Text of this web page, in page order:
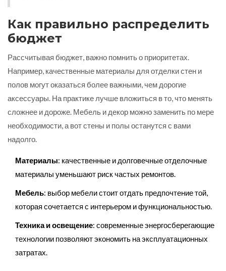
Как правильно распределить
бюджет
Рассчитывая бюджет, важно помнить о приоритетах.
Например, качественные материалы для отделки стен и
полов могут оказаться более важными, чем дорогие
аксессуары. На практике лучше вложиться в то, что менять
сложнее и дороже. Мебель и декор можно заменить по мере
необходимости, а вот стены и полы останутся с вами
надолго.
Материалы: качественные и долговечные отделочные
материалы уменьшают риск частых ремонтов.
Мебель: выбор мебели стоит отдать предпочтение той,
которая сочетается с интерьером и функциональностью.
Техника и освещение: современные энергосберегающие
технологии позволяют экономить на эксплуатационных
затратах.